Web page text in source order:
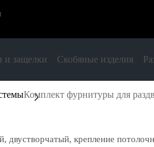
и защелки Скобяные изделия
Комплект фурнитуры для
крепление